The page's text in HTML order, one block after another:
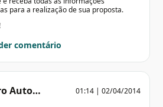
para a realização de sua proposta.
comentário
Auto… 01:14 | 02/04/2014